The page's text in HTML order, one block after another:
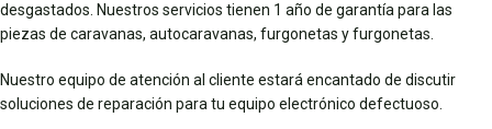
desgastados. Nuestros servicios tienen 1 año de garantía para las
piezas de caravanas, autocaravanas, furgonetas y furgonetas.
Nuestro equipo de atención al cliente estará encantado de discutir
soluciones de reparación para tu equipo electrónico defectuoso.